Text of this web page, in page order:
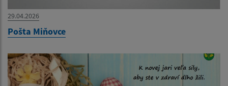
29.04.2026
Pošta Miňovce